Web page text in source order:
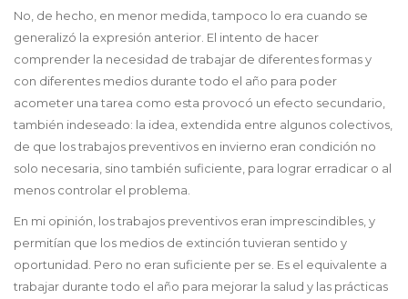
No, de hecho, en menor medida, tampoco lo era cuando se
generalizó la expresión anterior. El intento de hacer
comprender la necesidad de trabajar de diferentes formas y
con diferentes medios durante todo el año para poder
acometer una tarea como esta provocó un efecto secundario,
también indeseado: la idea, extendida entre algunos colectivos,
de que los trabajos preventivos en invierno eran condición no
solo necesaria, sino también suficiente, para lograr erradicar o al
menos controlar el problema.
En mi opinión, los trabajos preventivos eran imprescindibles, y
permitían que los medios de extinción tuvieran sentido y
oportunidad. Pero no eran suficiente per se. Es el equivalente a
trabajar durante todo el año para mejorar la salud y las prácticas